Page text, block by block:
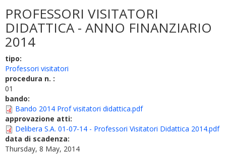
PROFESSORI VISITATORI
DIDATTICA - ANNO FINANZIARIO
2014
tipo:
Professori visitatori
procedura n. :
01
bando:
Bando 2014 Prof visitatori didattica.pdf
approvazione atti:
Delibera S.A. 01-07-14 - Professori Visitatori Didattica 2014.pdf
data di scadenza:
Thursday, 8 May, 2014